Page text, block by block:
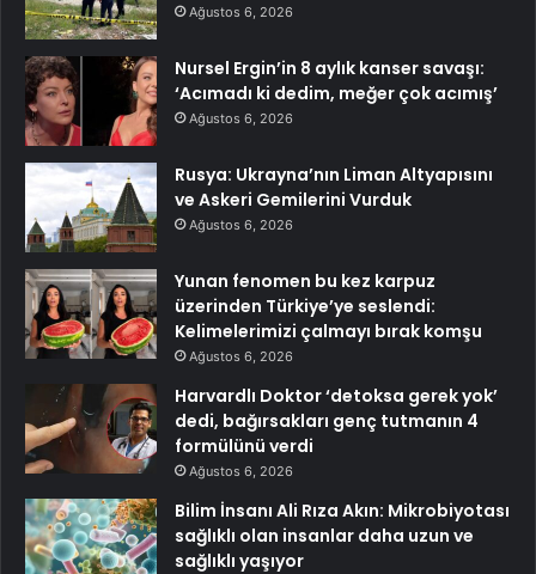
Ağustos 6, 2026
Nursel Ergin’in 8 aylık kanser savaşı:
‘Acımadı ki dedim, meğer çok acımış’
Ağustos 6, 2026
Rusya: Ukrayna’nın Liman Altyapısını
ve Askeri Gemilerini Vurduk
Ağustos 6, 2026
Yunan fenomen bu kez karpuz
üzerinden Türkiye’ye seslendi:
Kelimelerimizi çalmayı bırak komşu
Ağustos 6, 2026
Harvardlı Doktor ‘detoksa gerek yok’
dedi, bağırsakları genç tutmanın 4
formülünü verdi
Ağustos 6, 2026
Bilim İnsanı Ali Rıza Akın: Mikrobiyotası
sağlıklı olan insanlar daha uzun ve
sağlıklı yaşıyor